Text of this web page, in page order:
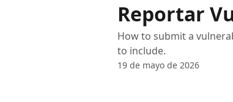
Reportar
How to submit a
to include.
19 de mayo de 2026